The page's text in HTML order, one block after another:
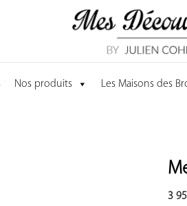
Nos produits Les Maisons des
3